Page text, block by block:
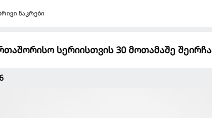
ნაკრები
სერიისთვის 30 მოთამაშე შეირჩა